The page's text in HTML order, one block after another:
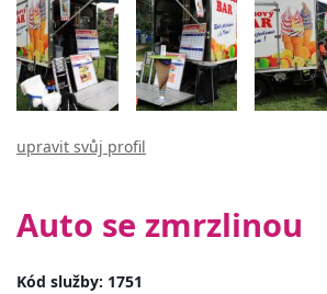
upravit svůj profil
Auto se zmrzlinou
Kód služby: 1751